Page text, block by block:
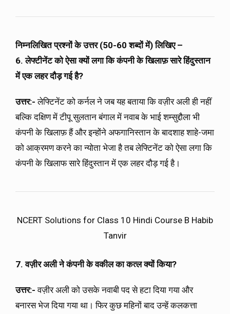
निम्नलिखित प्रश्नों के उत्तर (50-60 शब्दों में) लिखिए –
6. लेफ्टीनेंट को ऐसा क्यों लगा कि कंपनी के खिलाफ़ सारे हिंदुस्तान
में एक लहर दौड़ गई है?
उत्तर:-लेफ्टिनेंट को कर्नल ने जब यह बताया कि वज़ीर अली ही नहीं
बल्कि दक्षिण में टीपू सुलतान बंगाल में नवाब के भाई शम्सुद्दौला भी
कंपनी के खिलाफ़ हैं और इन्होंने अफगानिस्तान के बादशाह शाहे-जमा
को आक्रमण करने का न्योता भेजा है तब लेफ्टिनेंट को ऐसा लगा कि
कंपनी के खिलाफ सारे हिंदुस्तान में एक लहर दौड़ गई है।
NCERT Solutions for Class 10 Hindi Course B Habib
Tanvir
7. वज़ीर अली ने कंपनी के वकील का कत्ल क्यों किया?
उत्तर:-वज़ीर अली को उसके नवाबी पद से हटा दिया गया और
बनारस भेज दिया गया था। फिर कुछ महिनों बाद उन्हें कलकत्ता